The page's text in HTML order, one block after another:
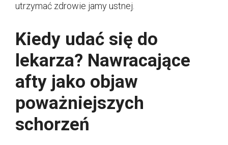
utrzymać zdrowie jamy ustnej.
Kiedy udać się do
lekarza? Nawracające
afty jako objaw
poważniejszych
schorzeń